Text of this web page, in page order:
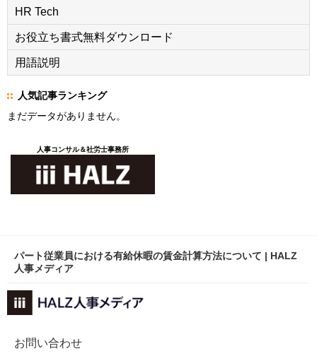
HR Tech
お役立ち書式無料ダウンロード
用語説明
人気記事ランキング
まだデータがありません。
人事コンサル＆社労士事務所
パート従業員における有給休暇の賃金計算方法について | HALZ
人事メディア
お問い合わせ